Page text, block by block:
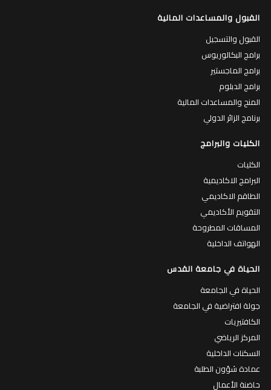
القبول والمساعدات المالية
القبول والتسجيل
برامج البكالوريوس
برامج الماجستير
برامج الدبلوم
المنح والمساعدات المالية
برنامج الزائر الدولي
الكليات والبرامج
الكليات
البرامج الاكاديمية
الطاقم الاكاديمي
التقويم الأكاديمي
المساقات المطروحة
الهواتف الداخلية
الحياة في جامعة القدس
الحياة في الجامعة
جولة افتراضية في الجامعة
الكافتيريات
المركز الرياضي
السكنات الداخلية
عمادة شؤون الطلبة
حاضنة الأعمال